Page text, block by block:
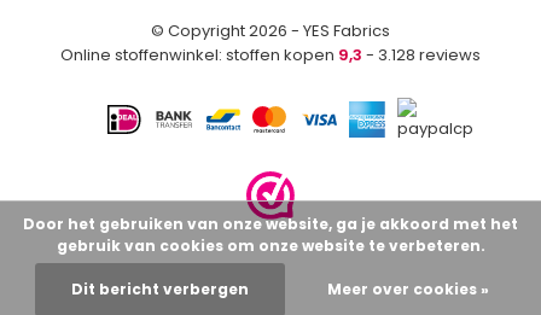
© Copyright 2026 - YES Fabrics
Online stoffenwinkel: stoffen kopen 9,3 - 3.128 reviews
Door het gebruiken van onze website, ga je akkoord met het
gebruik van cookies om onze website te verbeteren.
Dit bericht verbergen Meer over cookies »